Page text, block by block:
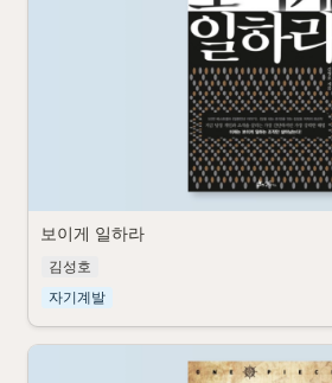
보이게 일하라
김성호
자기계발